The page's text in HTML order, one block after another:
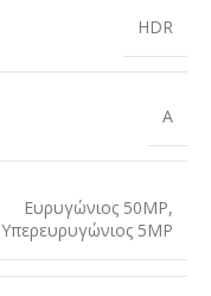
HDR
A
Ευρυγώνιος 50MP,
Υπερευρυγώνιος 5MP